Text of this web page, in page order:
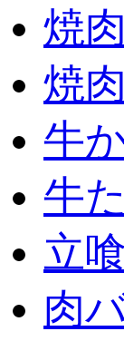
焼
焼
牛
牛
立
肉